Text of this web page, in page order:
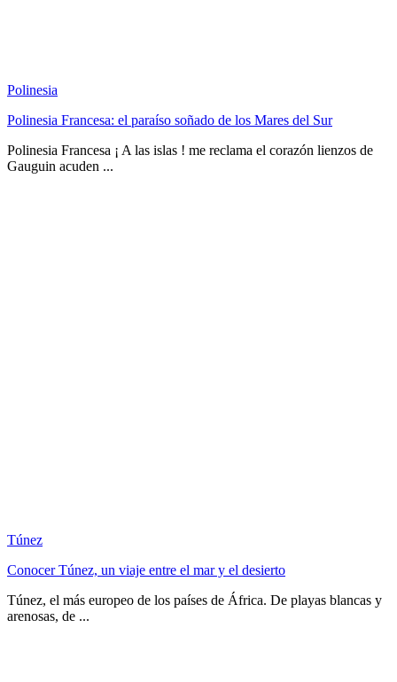
Polinesia
Polinesia Francesa: el paraíso soñado de los Mares del Sur
Polinesia Francesa ¡ A las islas ! me reclama el corazón lienzos de
Gauguin acuden ...
Túnez
Conocer Túnez, un viaje entre el mar y el desierto
Túnez, el más europeo de los países de África. De playas blancas y
arenosas, de ...